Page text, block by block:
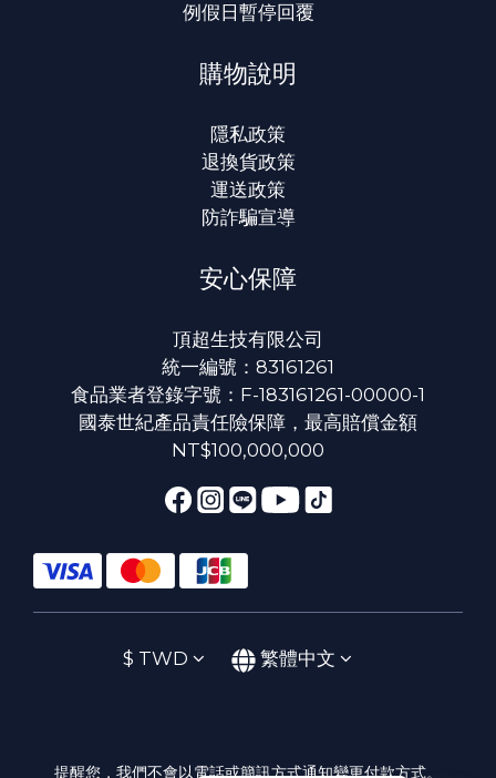
例假日暫停回覆
購物說明
隱私政策
退換貨政策
運送政策
防詐騙宣導
安心保障
頂超生技有限公司
統一編號：83161261
食品業者登錄字號：F-183161261-00000-1
國泰世紀產品責任險保障，最高賠償金額
NT$100,000,000
$ TWD 繁體中文
提醒您，我們不會以電話或簡訊方式通知變更付款方式。